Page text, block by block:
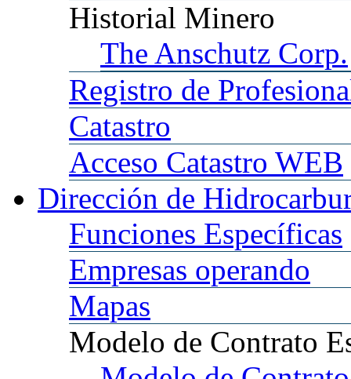
Historial Minero
The Anschutz Corp.
Registro de
Catastro
Acceso Catastro WEB
Dirección de
Funciones Específicas
Empresas operando
Mapas
Modelo de Contrato